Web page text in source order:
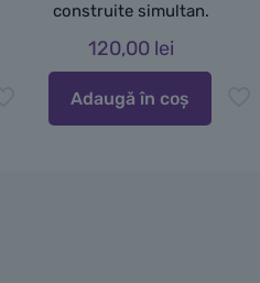
construite simultan.
120,00 lei
Adaugă în coș